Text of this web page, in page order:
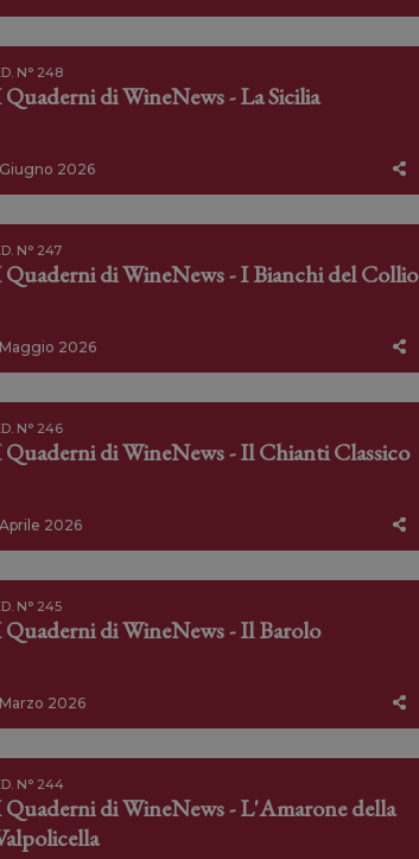
N° 248
di WineNews - La Sicilia
Giugno 2026
N° 247
di WineNews - I Bianchi del Collio
Maggio 2026
N° 246
di WineNews - Il Chianti Classico
Aprile 2026
N° 245
di WineNews - Il Barolo
Marzo 2026
N° 244
di WineNews - L'Amarone della